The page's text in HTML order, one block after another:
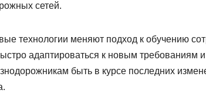
сетей.
технологии меняют подход к обучению
адаптироваться к новым требованиям
быть в курсе последних